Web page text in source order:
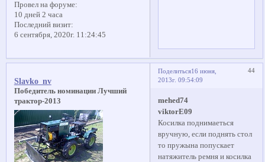
Провел на форуме:
10 дней 2 часа
Последний визит:
6 сентября, 2020г. 11:24:45
Поделиться 44
16 июня,
2013г. 09:54:09
Slavko_nv
Победитель номинации Лучший
трактор-2013
mehed74
viktorE09
Косилка поднимаеться
вручную, если поднять стол
то пружына попускает
натяжитель ремня и косилка